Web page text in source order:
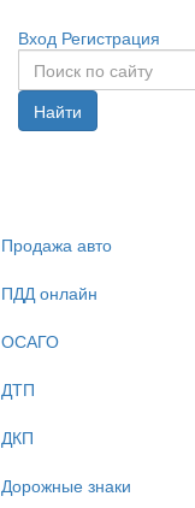
Вход Регистрация
Найти
Продажа авто
ПДД онлайн
ОСАГО
ДТП
ДКП
Дорожные знаки